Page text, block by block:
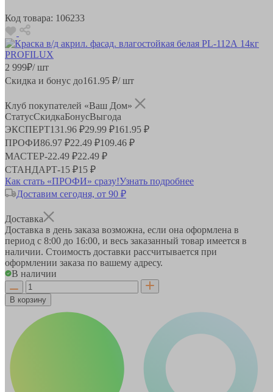
Код товара: 106233
2 999₽/ шт
Скидка и бонус до161.95 ₽/ шт
Клуб покупателей «Ваш Дом»
СтатусСкидкаБонусВыгода
ЭКСПЕРТ131.96 ₽29.99 ₽161.95 ₽
ПРОФИ86.97 ₽22.49 ₽109.46 ₽
МАСТЕР-22.49 ₽22.49 ₽
СТАНДАРТ-15 ₽15 ₽
Как стать «ПРОФИ» сразу!Узнать подробнее
Доставим сегодня, от 90 ₽
Доставка
Доставка в день заказа возможна, если она оформлена в
период с 8:00 до 16:00, и весь заказанный товар имеется в
наличии. Стоимость доставки рассчитывается при
оформлении заказа по вашему адресу.
В наличии
В корзину